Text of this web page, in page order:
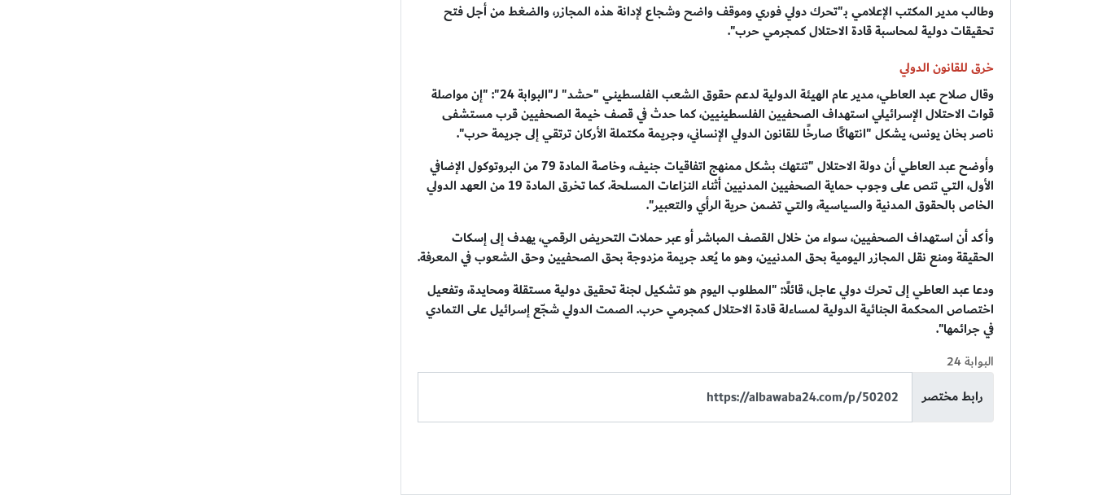
وطالب مدير المكتب الإعلامي بـ"تحرك دولي فوري وموقف واضح وشجاع لإدانة هذه المجازر، والضغط من أجل فتح
تحقيقات دولية لمحاسبة قادة الاحتلال كمجرمي حرب".
خرق للقانون الدولي
وقال صلاح عبد العاطي، مدير عام الهيئة الدولية لدعم حقوق الشعب الفلسطيني "حشد" لـ"البوابة 24": "إن مواصلة
قوات الاحتلال الإسرائيلي استهداف الصحفيين الفلسطينيين، كما حدث في قصف خيمة الصحفيين قرب مستشفى
ناصر بخان يونس، يشكل "انتهاكًا صارخًا للقانون الدولي الإنساني، وجريمة مكتملة الأركان ترتقي إلى جريمة حرب".
وأوضح عبد العاطي أن دولة الاحتلال "تنتهك بشكل ممنهج اتفاقيات جنيف، وخاصة المادة 79 من البروتوكول الإضافي
الأول، التي تنص على وجوب حماية الصحفيين المدنيين أثناء النزاعات المسلحة. كما تخرق المادة 19 من العهد الدولي
الخاص بالحقوق المدنية والسياسية، والتي تضمن حرية الرأي والتعبير".
وأكد أن استهداف الصحفيين، سواء من خلال القصف المباشر أو عبر حملات التحريض الرقمي، يهدف إلى إسكات
الحقيقة ومنع نقل المجازر اليومية بحق المدنيين، وهو ما يُعد جريمة مزدوجة بحق الصحفيين وحق الشعوب في المعرفة.
ودعا عبد العاطي إلى تحرك دولي عاجل، قائلًا: "المطلوب اليوم هو تشكيل لجنة تحقيق دولية مستقلة ومحايدة، وتفعيل
اختصاص المحكمة الجنائية الدولية لمساءلة قادة الاحتلال كمجرمي حرب. الصمت الدولي شجّع إسرائيل على التمادي
في جرائمها".
البوابة 24
رابط مختصر